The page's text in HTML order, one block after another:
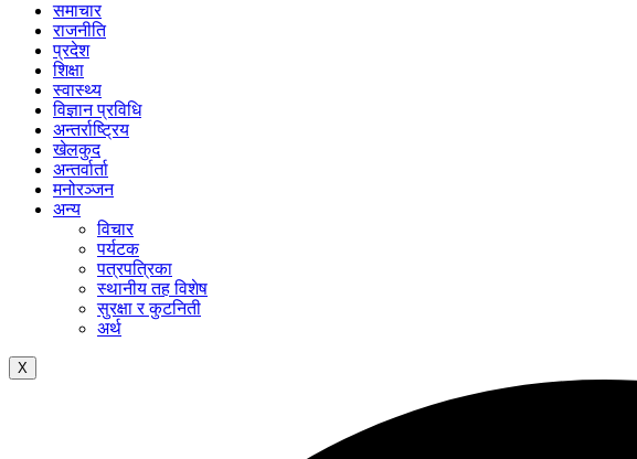
समाचार
राजनीति
प्रदेश
शिक्षा
स्वास्थ्य
विज्ञान प्रविधि
अन्तर्राष्ट्रिय
खेलकुद
अन्तर्वार्ता
मनोरञ्जन
अन्य
विचार
पर्यटक
पत्रपत्रिका
स्थानीय तह विशेष
सुरक्षा र कुटनिती
अर्थ
X